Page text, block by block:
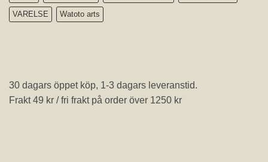
VARELSE Watoto arts
30 dagars öppet köp, 1-3 dagars leveranstid.
Frakt 49 kr / fri frakt på order över 1250 kr